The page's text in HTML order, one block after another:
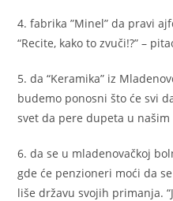
4. fabrika ”Minel” da pravi
“Recite, kako to zvuči!?” –
5. da “Keramika” iz
budemo ponosni što će svi
svet da pere dupeta u našim
6. da se u mladenovačkoj
gde će penzioneri moći da
liše državu svojih primanja.